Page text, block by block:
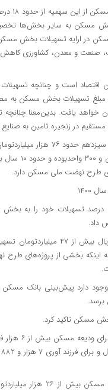
مسکن به سایر بخش‌ها
در ارایه تسهیلات بخش مسکن
صنعت و معدن، کشاورزی
است و چنانچه
محقق خواهد شد. بنا بر آمار ۷۰ درصد
یافت. بدین‌معنا
شایان توضیح داد: بانک مسکن
طرح نهضت ملی مسکن دارد.
به گفته وی، بانک مسکن طبق اساسنامه مکلف است
شایان افزود: در سال جاری نیز ۴۷۳
است. با توجه به اینکه بخشی از
دارد پیش‌بینی بانک
مسکن تاکید کرد.
شایان گفت: تاکنون بانک